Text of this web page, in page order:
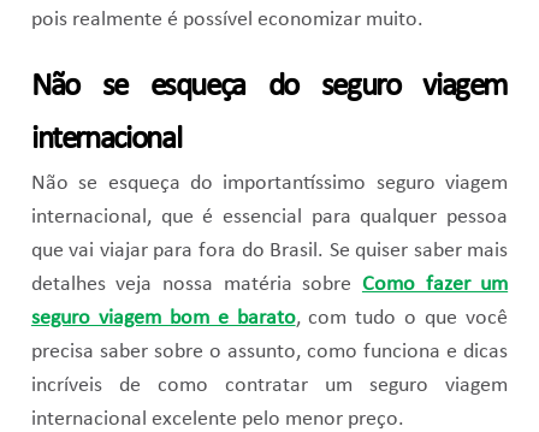
pois realmente é possível economizar muito.
Não se esqueça do seguro viagem
internacional
Não se esqueça do importantíssimo seguro viagem
internacional, que é essencial para qualquer pessoa
que vai viajar para fora do Brasil. Se quiser saber mais
detalhes veja nossa matéria sobre Como fazer um
seguro viagem bom e barato, com tudo o que você
precisa saber sobre o assunto, como funciona e dicas
incríveis de como contratar um seguro viagem
internacional excelente pelo menor preço.